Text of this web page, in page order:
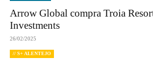
Arrow Global compra Troia
Investments
26/02/2025
// S+ ALENTEJO